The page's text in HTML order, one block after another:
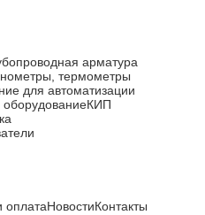
арматура
термометры
для автоматизации
КИП
оплатаНовостиКонтакты